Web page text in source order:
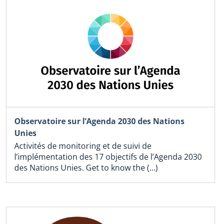
Observatoire sur l’Agenda 2030 des Nations
Unies
Activités de monitoring et de suivi de
l’implémentation des 17 objectifs de l’Agenda 2030
des Nations Unies. Get to know the (…)